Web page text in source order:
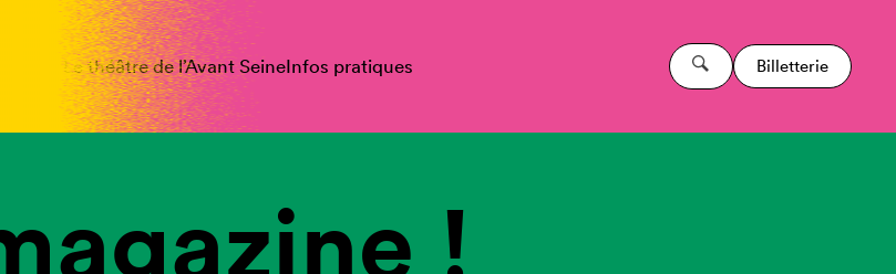
Le théâtre de l’Avant SeineInfos pratiques Billetterie
!